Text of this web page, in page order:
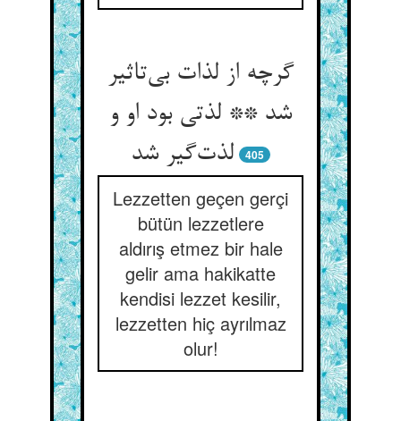
گرچه از لذات بی‌تاثیر
شد ** لذتی بود او و
لذت‌گیر شد
405
Lezzetten geçen gerçi
bütün lezzetlere
aldırış etmez bir hale
gelir ama hakikatte
kendisi lezzet kesilir,
lezzetten hiç ayrılmaz
olur!